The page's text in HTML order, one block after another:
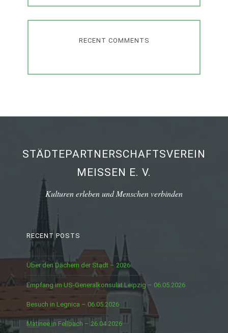
RECENT COMMENTS
STÄDTEPARTNERSCHAFTSVEREIN
MEISSEN E. V.
Kulturen erleben und Menschen verbinden
RECENT POSTS
Über den Dächern der Stadt – 2026
Empfang im US-Generalkonsulat Leipzig – 06.05.2026
Besuch in Legnica – 06.05.2026
Matinee in Fellbach – 26.04.2026